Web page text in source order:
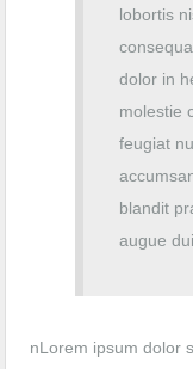
lobortis
dolor in
molestie
feugiat
blandit
augue
nLorem ipsum dolor